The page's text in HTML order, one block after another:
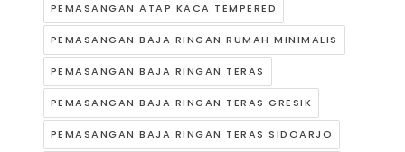
PEMASANGAN ATAP KACA TEMPERED
PEMASANGAN BAJA RINGAN RUMAH MINIMALIS
PEMASANGAN BAJA RINGAN TERAS
PEMASANGAN BAJA RINGAN TERAS GRESIK
PEMASANGAN BAJA RINGAN TERAS SIDOARJO